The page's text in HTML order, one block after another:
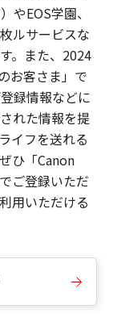
やEOS学園、
ルサービスな
。また、2024
お客さま」で
録情報などに
れた情報を提
イフを送れる
ひ「Canon
ご登録いただ
用いただける